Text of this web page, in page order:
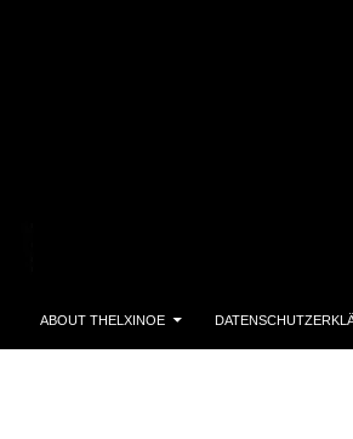
ABOUT THELXINOE